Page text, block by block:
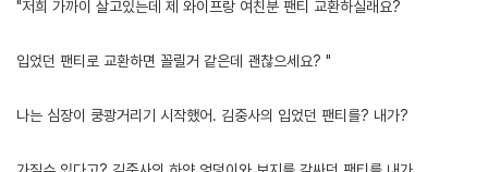
"저희 가까이 살고있는데 제 와이프랑 여친분 팬티 교환하실래요?
입었던 팬티로 교환하면 꼴릴거 같은데 괜찮으세요? "
나는 심장이 쿵쾅거리기 시작했어. 김중사의 입었던 팬티를? 내가?